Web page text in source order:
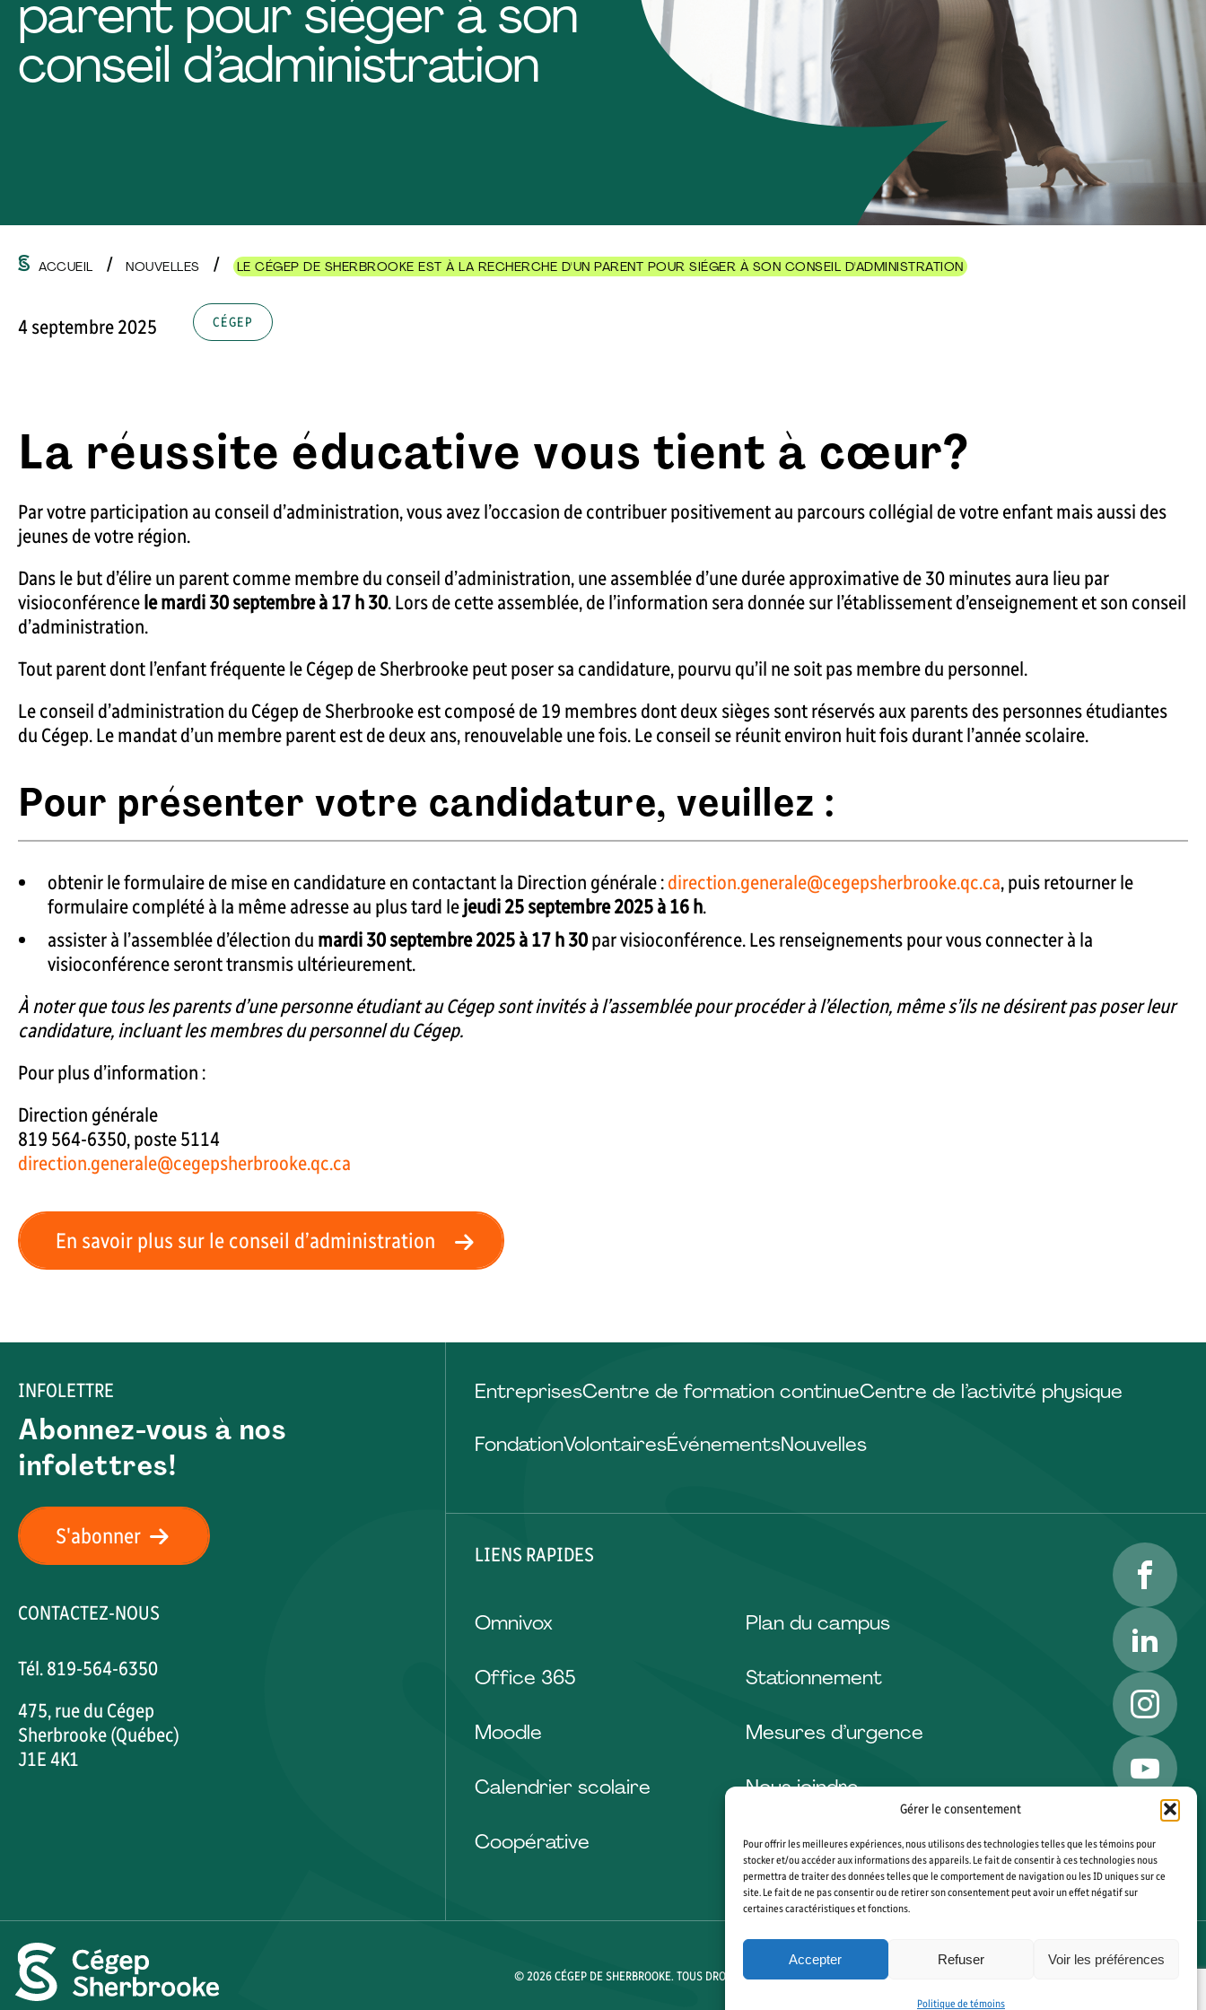
Gérer le consentement
Pour offrir les meilleures expériences, nous utilisons des technologies telles que les témoins pour
stocker et/ou accéder aux informations des appareils. Le fait de consentir à ces technologies nous
permettra de traiter des données telles que le comportement de navigation ou les ID uniques sur ce
site. Le fait de ne pas consentir ou de retirer son consentement peut avoir un effet négatif sur
certaines caractéristiques et fonctions.
Accepter Refuser Voir les préférences
Politique de témoins
parent pour siéger à son
conseil d’administration
ACCUEIL NOUVELLES LE CÉGEP DE SHERBROOKE EST À LA RECHERCHE D'UN PARENT POUR SIÉGER À SON CONSEIL D'ADMINISTRATION
4 septembre 2025 CÉGEP
La réussite éducative vous tient à cœur?
Par votre participation au conseil d’administration, vous avez l’occasion de contribuer positivement au parcours collégial de votre enfant mais aussi des
jeunes de votre région.
Dans le but d’élire un parent comme membre du conseil d’administration, une assemblée d’une durée approximative de 30 minutes aura lieu par
visioconférencele mardi 30 septembre à 17 h 30. Lors de cette assemblée, de l’information sera donnée sur l’établissement d’enseignement et son conseil
d’administration.
Tout parent dont l’enfant fréquente le Cégep de Sherbrooke peut poser sa candidature, pourvu qu’il ne soit pas membre du personnel.
Le conseil d’administration du Cégep de Sherbrooke est composé de 19 membres dont deux sièges sont réservés aux parents des personnes étudiantes
du Cégep. Le mandat d’un membre parent est de deux ans, renouvelable une fois. Le conseil se réunit environ huit fois durant l’année scolaire.
Pour présenter votre candidature, veuillez :
obtenir le formulaire de mise en candidature en contactant la Direction générale :direction.generale@cegepsherbrooke.qc.ca, puis retourner le
formulaire complété à la même adresse au plus tard lejeudi 25 septembre 2025 à 16 h.
assister à l’assemblée d’élection du mardi 30 septembre 2025 à 17 h 30par visioconférence. Les renseignements pour vous connecter à la
visioconférence seront transmis ultérieurement.
À noter que tous les parents d’une personne étudiant au Cégep sont invités à l’assemblée pour procéder à l’élection, même s’ils ne désirent pas poser leur
candidature, incluant les membres du personnel du Cégep.
Pour plus d’information :
Direction générale
819 564-6350, poste 5114
direction.generale@cegepsherbrooke.qc.ca
En savoir plus sur le conseil d’administration
INFOLETTRE
Abonnez-vous à nos
infolettres!
S'abonner
CONTACTEZ-NOUS
Tél. 819-564-6350
475, rue du Cégep
Sherbrooke (Québec)
J1E 4K1
EntreprisesCentre de formation continueCentre de l’activité physique
FondationVolontairesÉvénementsNouvelles
LIENS RAPIDES
Omnivox
Office 365
Moodle
Calendrier scolaire
Coopérative
Plan du campus
Stationnement
Mesures d’urgence
Nous joindre
© 2026 CÉGEP DE SHERBROOKE. TOUS DROITS RÉSERVÉS. AGENCE WEBVORTEX SOLUTION